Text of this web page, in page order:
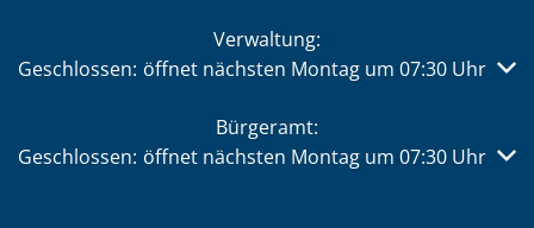
Verwaltung:
Klicken, um weitere Öffnungs- oder Schließzeiten
Geschlossen: öffnet nächsten Montag um 07:30 Uhr
Bürgeramt:
Klicken, um weitere Öffnungs- oder Schließzeiten
Geschlossen: öffnet nächsten Montag um 07:30 Uhr